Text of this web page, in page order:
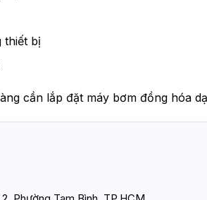
thiết bị
cần lắp đặt máy bơm đồng hóa